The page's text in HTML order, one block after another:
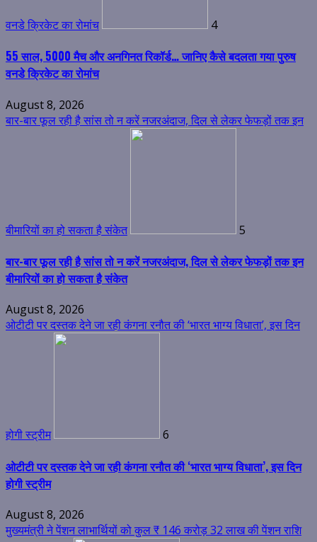
वनडे क्रिकेट का रोमांच 4
55 साल, 5000 मैच और अनगिनत रिकॉर्ड… जानिए कैसे बदलता गया पुरुष
वनडे क्रिकेट का रोमांच
August 8, 2026
बार-बार फूल रही है सांस तो न करें नजरअंदाज, दिल से लेकर फेफड़ों तक इन
बीमारियों का हो सकता है संकेत 5
बार-बार फूल रही है सांस तो न करें नजरअंदाज, दिल से लेकर फेफड़ों तक इन
बीमारियों का हो सकता है संकेत
August 8, 2026
ओटीटी पर दस्तक देने जा रही कंगना रनौत की ‘भारत भाग्य विधाता’, इस दिन
होगी स्ट्रीम 6
ओटीटी पर दस्तक देने जा रही कंगना रनौत की ‘भारत भाग्य विधाता’, इस दिन
होगी स्ट्रीम
August 8, 2026
मुख्यमंत्री ने पेंशन लाभार्थियों को कुल ₹ 146 करोड़ 32 लाख की पेंशन राशि